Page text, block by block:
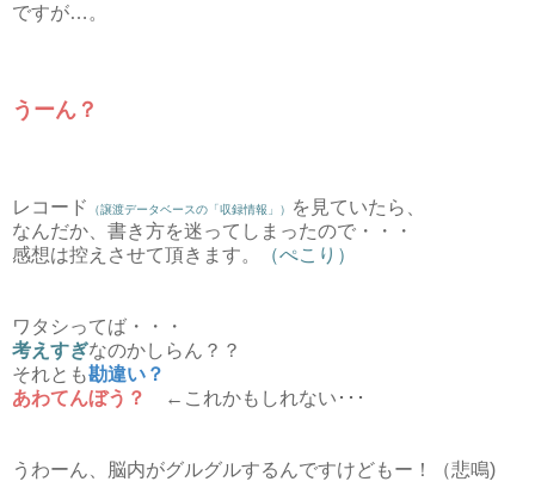
ですが…。
うーん？
レコード （譲渡データベースの「収録情報」）
を見ていたら、
なんだか、書き方を迷ってしまったので・・・
感想は控えさせて頂きます。
（ぺこり）
ワタシってば・・・
考えすぎなのかしらん？？
それとも勘違い？
あわてんぼう？
←これかもしれない･･･
うわーん、脳内がグルグルするんですけどもー！（悲鳴)